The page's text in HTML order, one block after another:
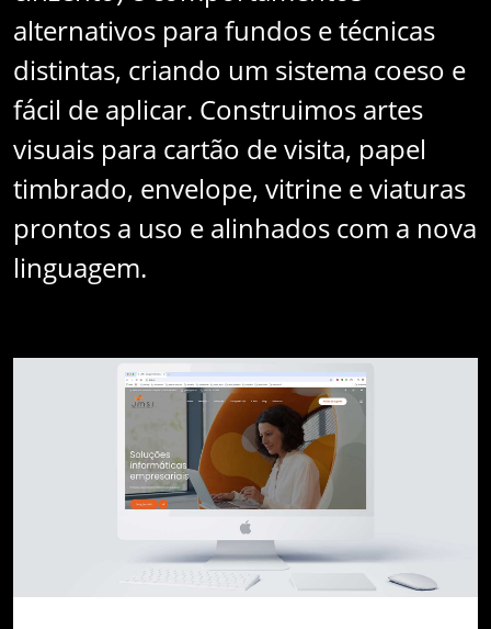
alternativos para fundos e técnicas
distintas, criando um sistema coeso e
fácil de aplicar. Construimos artes
visuais para cartão de visita, papel
timbrado, envelope, vitrine e viaturas
prontos a uso e alinhados com a nova
linguagem.